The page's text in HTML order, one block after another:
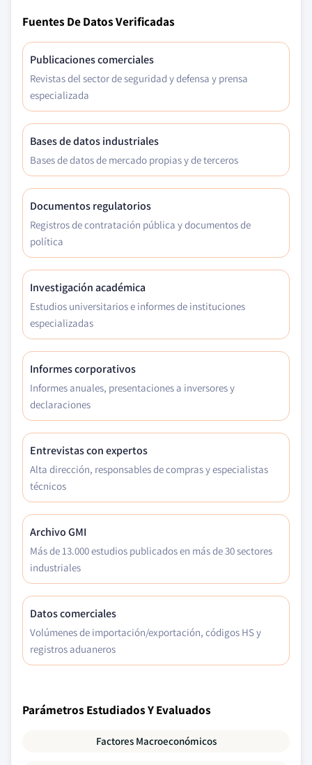
Fuentes De Datos Verificadas
Publicaciones comerciales
Revistas del sector de seguridad y defensa y prensa
especializada
Bases de datos industriales
Bases de datos de mercado propias y de terceros
Documentos regulatorios
Registros de contratación pública y documentos de
política
Investigación académica
Estudios universitarios e informes de instituciones
especializadas
Informes corporativos
Informes anuales, presentaciones a inversores y
declaraciones
Entrevistas con expertos
Alta dirección, responsables de compras y especialistas
técnicos
Archivo GMI
Más de 13.000 estudios publicados en más de 30 sectores
industriales
Datos comerciales
Volúmenes de importación/exportación, códigos HS y
registros aduaneros
Parámetros Estudiados Y Evaluados
Factores Macroeconómicos